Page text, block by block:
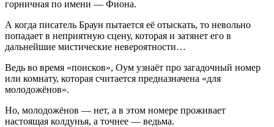
горничная по имени — Фиона.
А когда писатель Браун пытается её отыскать, то невольно
попадает в неприятную сцену, которая и затянет его в
дальнейшие мистические невероятности…
Ведь во время «поисков», Оум узнаёт про загадочный номер
или комнату, которая считается предназначена «для
молодожёнов».
Но, молодожёнов — нет, а в этом номере проживает
настоящая колдунья, а точнее — ведьма.